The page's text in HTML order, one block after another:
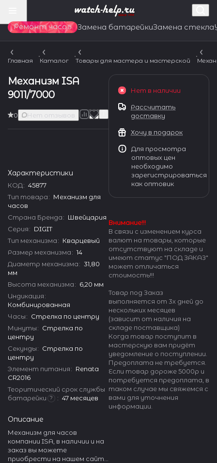
Ремонт часов Замена батарейкиЗамена стекла
Главная Каталог Товары для мастера и мастерской
Механизм ISA
9011/7000
0 Нет отзывов
Характеристики
КОД: 45877
Тип товара: Механизм для
часов
Страна Бренда: Швейцария
Серия: DIGIT
Тип механизма: Кварцевый
Размер механизма: 14
Диаметр механизма: 31,80
мм
Высота механизма: 6,20 мм
Индикация:
Комбинированная
Часы: Стрелка по центру
Минуты: Стрелка по
центру
Секунды: Стрелка по
центру
Элемент питания: Renata
CR2016
Теоритический срок службы
батарейки ? : 47 месяцев
Описание
Механизм для часов
компании ISA, в наличии и на
заказ вы можете
приобрести на нашем сайте
Нет в наличии
Рассчитать
доставку
Хочу в подарок
Для просмотра
оптовых цен
необходимо
зарегистрироваться
как оптовик
Внимание!!!
В связи с изменением курса
валют на товары, которые
отсутствуют на складе и
имеют статус "ПОД ЗАКАЗ"
может отличаться
стоимость!!!
Товар под Заказ
выполняется от 3х дней до
нескольких месяцев
(зависит от наличия на
складе поставщика)
Когда товар поступит в
мастерскую вам придёт
уведомление о поступлении.
Предоплата не требуется.
Если товар дороже 5000р и
потребуется предоплата, в
таком случае мы свяжемся с
вами для уточнения
информации.